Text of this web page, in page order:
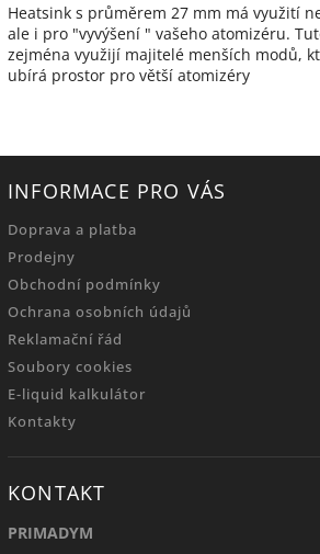
Heatsink s průměrem 27 mm má využití
ale i pro "vyvýšení " vašeho atomizéru.
zejména využijí majitelé menších modů,
ubírá prostor pro větší atomizéry
INFORMACE PRO VÁS
Doprava a platba
Prodejny
Obchodní podmínky
Ochrana osobních údajů
Reklamační řád
Soubory cookies
E-liquid kalkulátor
Kontakty
KONTAKT
PRIMADYM